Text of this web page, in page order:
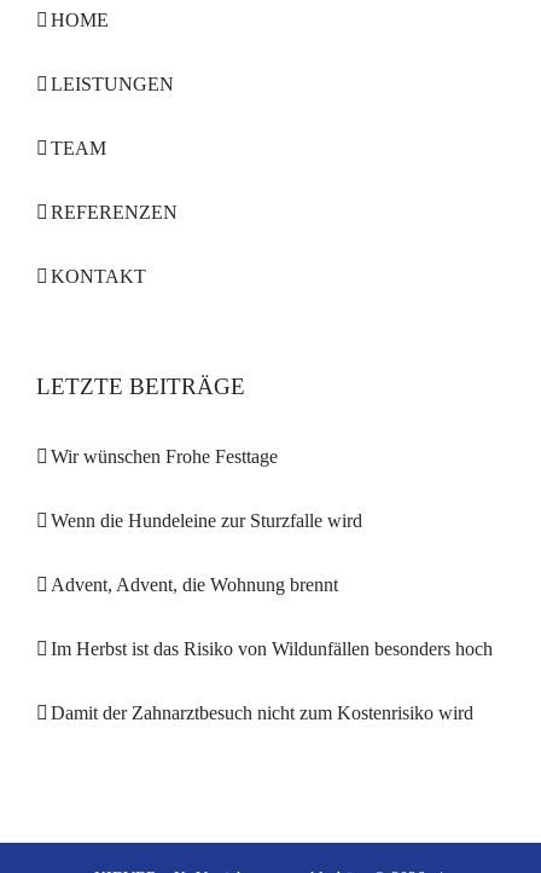
HOME
LEISTUNGEN
TEAM
REFERENZEN
KONTAKT
LETZTE BEITRÄGE
Wir wünschen Frohe Festtage
Wenn die Hundeleine zur Sturzfalle wird
Advent, Advent, die Wohnung brennt
Im Herbst ist das Risiko von Wildunfällen besonders hoch
Damit der Zahnarztbesuch nicht zum Kostenrisiko wird